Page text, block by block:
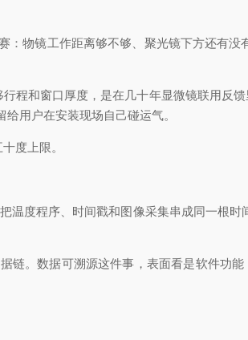
物镜工作距离够不够、聚光镜下方还有没
和窗口厚度，是在几十年显微镜联用反馈
用户在安装现场自己碰运气。
度上限。
度程序、时间戳和图像采集串成同一根时
。数据可溯源这件事，表面看是软件功